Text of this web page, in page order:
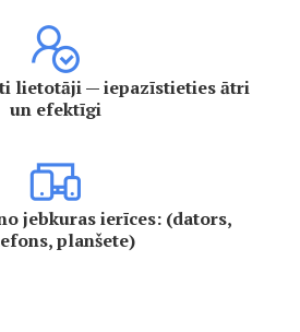
lietotāji — iepazīstieties ātri
un efektīgi
jebkuras ierīces: (dators,
planšete)